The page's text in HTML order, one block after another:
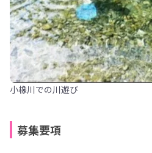
小橡川での川遊び
募集要項